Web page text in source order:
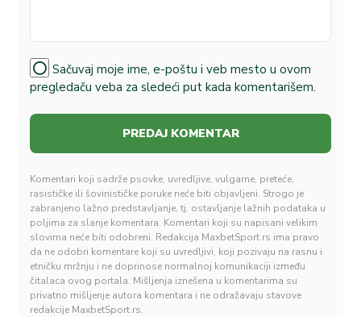
Sačuvaj moje ime, e-poštu i veb mesto u ovom
pregledaču veba za sledeći put kada komentarišem.
Komentari koji sadrže psovke, uvredljive, vulgarne, preteće,
rasističke ili šovinističke poruke neće biti objavljeni. Strogo je
zabranjeno lažno predstavljanje, tj. ostavljanje lažnih podataka u
poljima za slanje komentara. Komentari koji su napisani velikim
slovima neće biti odobreni. Redakcija MaxbetSport.rs ima pravo
da ne odobri komentare koji su uvredljivi, koji pozivaju na rasnu i
etničku mržnju i ne doprinose normalnoj komunikaciji između
čitalaca ovog portala. Mišljenja iznešena u komentarima su
privatno mišljenje autora komentara i ne odražavaju stavove
redakcije MaxbetSport.rs.